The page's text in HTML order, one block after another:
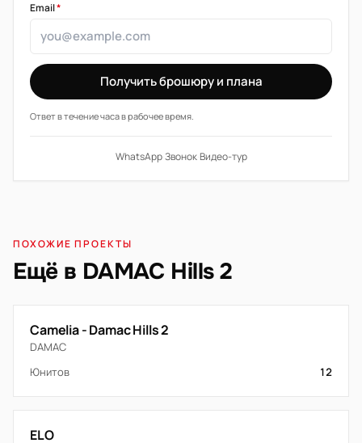
Email*
Получить брошюру и плана
Ответ в течение часа в рабочее время.
WhatsApp·Звонок·Видео-тур
ПОХОЖИЕ ПРОЕКТЫ
Ещё в DAMAC Hills 2
Camelia - Damac Hills 2
DAMAC
Юнитов
12
ELO